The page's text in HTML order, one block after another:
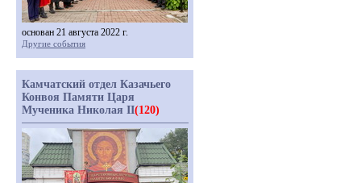
основан 21 августа 2022 г.
Другие события
Камчатский отдел Казачьего
Конвоя Памяти Царя
Мученика Николая II(120)